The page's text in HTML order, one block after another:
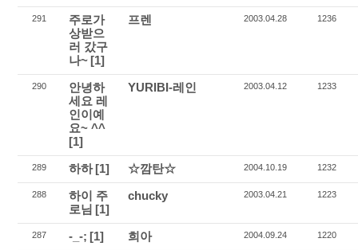
291
주로가
상받으
러 갔구
나~ [1]
프렌 2003.04.28 1236
290
안녕하
세요 레
인이예
요~ ^^
[1]
YURIBI-레인 2003.04.12 1233
289 하하[1] ☆깜탄☆ 2004.10.19 1232
288
하이 주
로님 [1]
chucky 2003.04.21 1223
287 -_-; [1] 희아 2004.09.24 1220